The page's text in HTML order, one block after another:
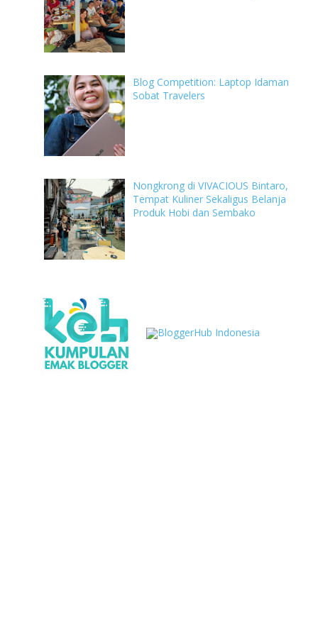
Blog Competition: Laptop Idaman
Sobat Travelers
Nongkrong di VIVACIOUS Bintaro,
Tempat Kuliner Sekaligus Belanja
Produk Hobi dan Sembako